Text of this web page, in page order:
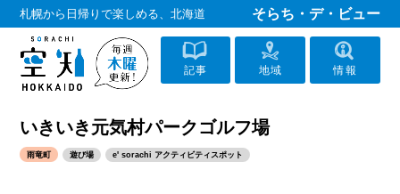
札幌から日帰りで楽しめる、北海道 そらち・デ・ビュー
記事 地域 情報
いきいき元気村パークゴルフ場
雨竜町 遊び場 e' sorachi アクティビティスポット